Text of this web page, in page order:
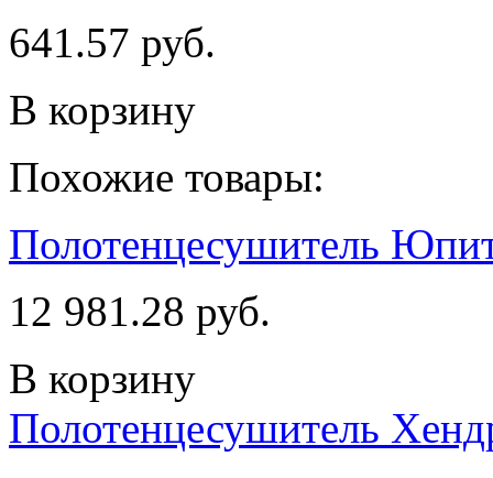
641.57 руб.
В корзину
Похожие товары:
Полотенцесушитель
12 981.28 руб.
В корзину
Полотенцесушитель